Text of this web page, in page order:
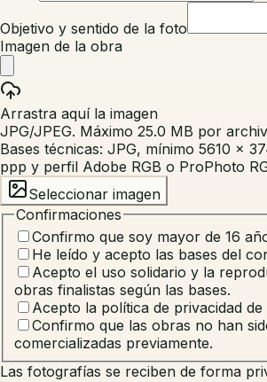
Objetivo y sentido de la foto
Imagen de la obra
Arrastra aquí la imagen
JPG/JPEG. Máximo 25.0 MB por
Bases técnicas: JPG, mínimo 5610 x
ppp y perfil Adobe RGB o ProPhoto
Seleccionar imagen
Confirmaciones
Confirmo que soy mayor de 16
He leído y acepto las bases del
Acepto el uso solidario y la
obras finalistas según las bases.
Acepto la política de privacidad de
Confirmo que las obras no han
comercializadas previamente.
Las fotografías se reciben de forma